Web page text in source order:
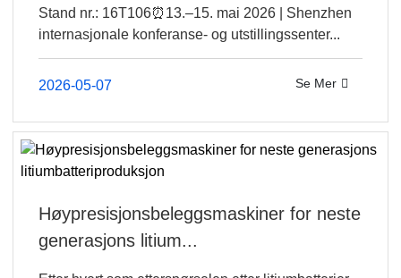
Stand nr.: 16T106⏰13.–15. mai 2026 | Shenzhen
internasjonale konferanse- og utstillingssenter...
2026-05-07 Se Mer
Høypresisjonsbeleggsmaskiner for neste
generasjons litium...